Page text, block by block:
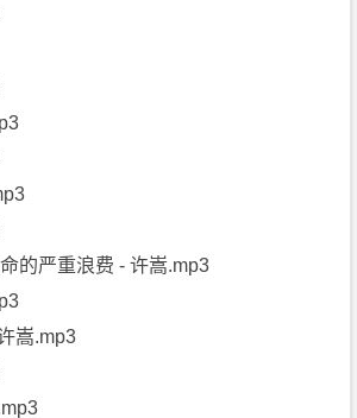
的严重浪费 - 许嵩.mp3
嵩.mp3